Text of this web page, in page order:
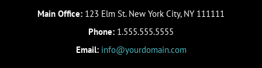
Main Office: 123 Elm St. New York City, NY 111111
Phone: 1.555.555.5555
Email: info@yourdomain.com